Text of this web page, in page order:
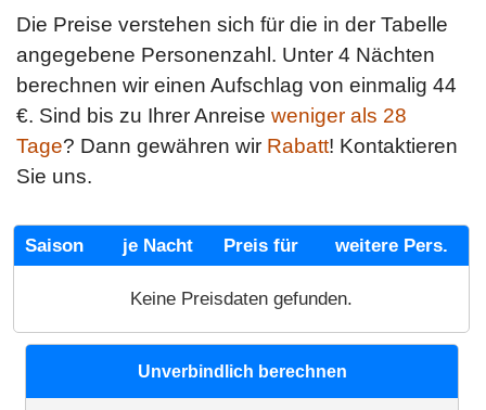
Die Preise verstehen sich für die in der Tabelle
angegebene Personenzahl. Unter 4 Nächten
berechnen wir einen Aufschlag von einmalig 44
€. Sind bis zu Ihrer Anreise weniger als 28
Tage? Dann gewähren wir Rabatt! Kontaktieren
Sie uns.
Saison je Nacht Preis für weitere Pers.
Keine Preisdaten gefunden.
Unverbindlich berechnen